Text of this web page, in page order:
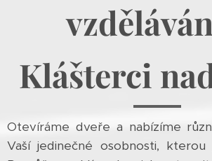
Klášterci
Otevíráme dveře a nabízíme
Vaší jedinečné osobnosti,